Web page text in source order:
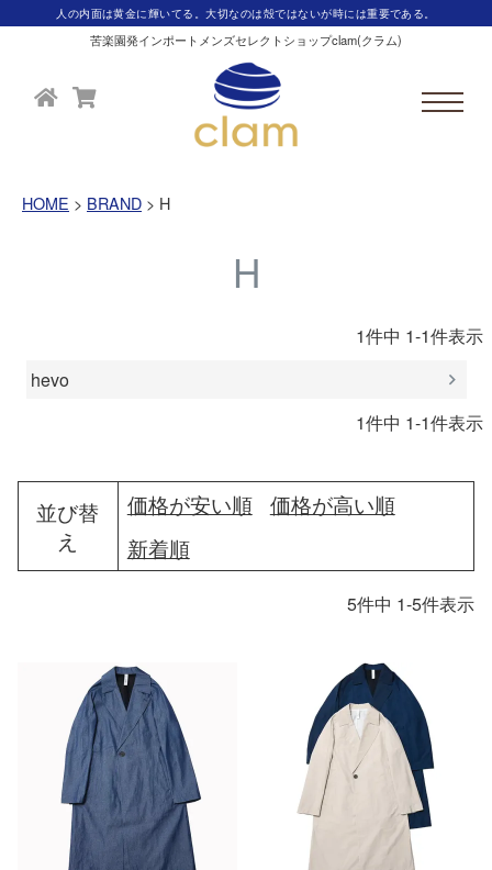
人の内面は黄金に輝いてる。大切なのは殻ではないが時には重要である。
苦楽園発インポートメンズセレクトショップclam(クラム)
HOME BRAND H
H
1件中 1-1件表示
hevo
1件中 1-1件表示
並び替
え
価格が安い順
価格が高い順
新着順
5件中 1-5件表示